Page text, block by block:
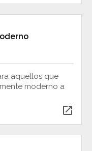
aquellos que
moderno a
open_in_new